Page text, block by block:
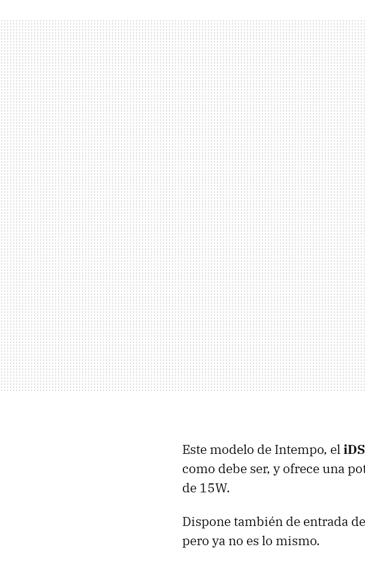
Este modelo de Intempo, el
como debe ser, y ofrece una
de 15W.
Dispone también de entrada
pero ya no es lo mismo.